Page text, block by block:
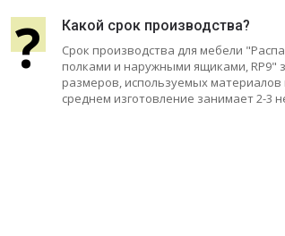
? Какой срок производства?
Срок производства для мебели
полками и наружными ящиками, RP9"
размеров, используемых материалов
среднем изготовление занимает 2-3